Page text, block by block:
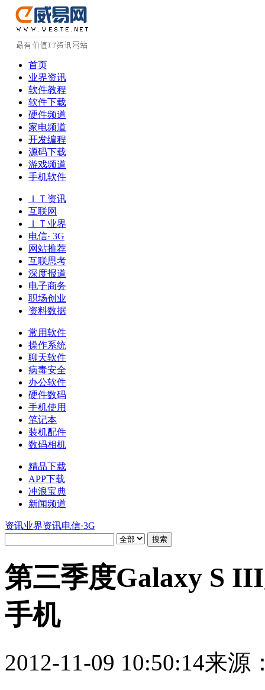
首页
业界资讯
软件教程
软件下载
硬件频道
家电频道
开发编程
源码下载
游戏频道
手机软件
ＩＴ资讯
互联网
ＩＴ业界
电信· 3G
网站推荐
互联思考
深度报道
电子商务
职场创业
资料数据
常用软件
操作系统
聊天软件
病毒安全
办公软件
硬件数码
手机使用
笔记本
装机配件
数码相机
精品下载
APP下载
冲浪宝典
新闻频道
资讯业界资讯电信·3G
第三季度Galaxy S
手机
2012-11-09 10:50:14来源